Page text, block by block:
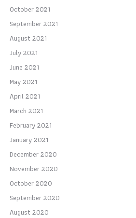
October 2021
September 2021
August 2021
July 2021
June 2021
May 2021
April 2021
March 2021
February 2021
January 2021
December 2020
November 2020
October 2020
September 2020
August 2020